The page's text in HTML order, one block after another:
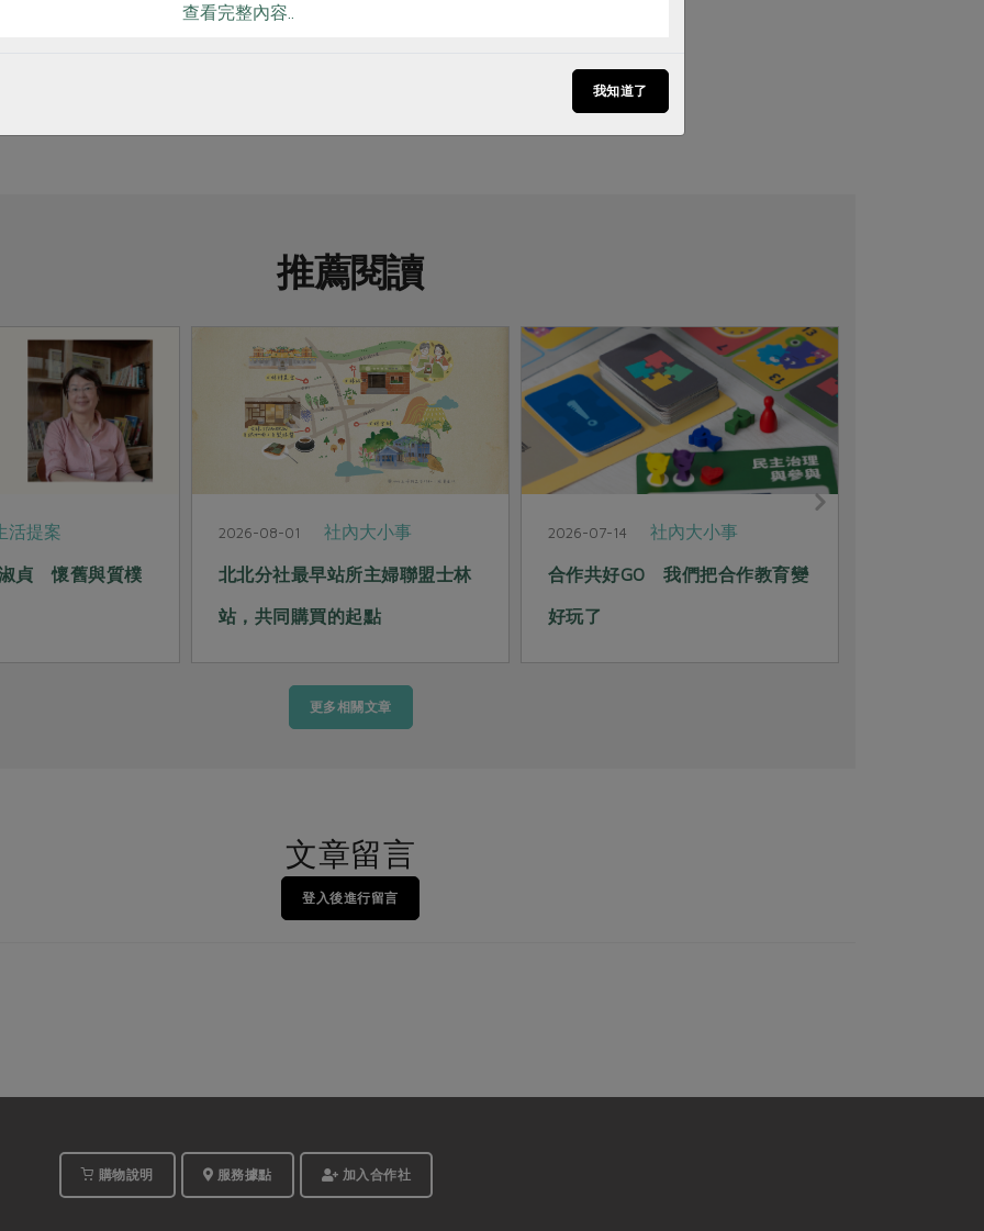
推薦閱讀
活提案
貞 懷舊與質樸
2026-08-01 社內大小事
北北分社最早站所主婦聯盟士林
站，共同購買的起點
2026-07-14 社內大小事
合作共好GO 我們把合作教育變
好玩了
更多相關文章
文章留言
登入後進行留言
購物說明 服務據點 加入合作社
查看完整內容..
我知道了